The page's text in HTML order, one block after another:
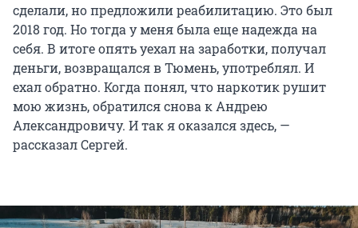
сделали, но предложили реабилитацию. Это был
2018 год. Но тогда у меня была еще надежда на
себя. В итоге опять уехал на заработки, получал
деньги, возвращался в Тюмень, употреблял. И
ехал обратно. Когда понял, что наркотик рушит
мою жизнь, обратился снова к Андрею
Александровичу. И так я оказался здесь, —
рассказал Сергей.